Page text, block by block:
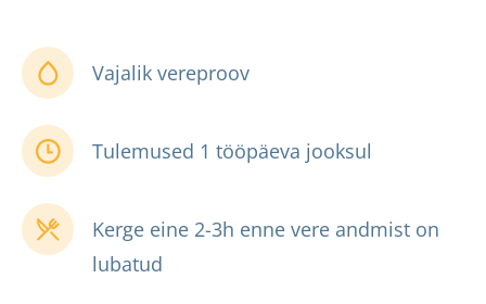
Vajalik vereproov
Tulemused 1 tööpäeva jooksul
Kerge eine 2-3h enne vere andmist on
lubatud